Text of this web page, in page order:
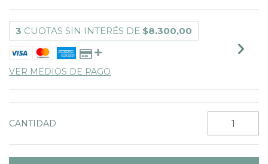
3 CUOTAS SIN INTERÉS DE $8.300,00
VER MEDIOS DE PAGO
CANTIDAD